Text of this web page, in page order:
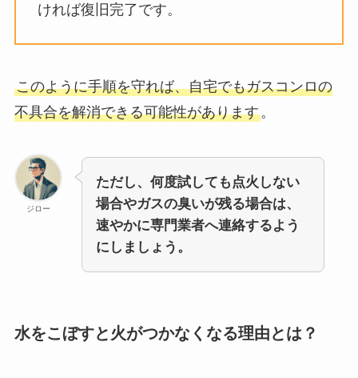
ければ復旧完了です。
このように手順を守れば、自宅でもガスコンロの
不具合を解消できる可能性があります。
ジロー
ただし、何度試しても点火しない
場合やガスの臭いが残る場合は、
速やかに専門業者へ連絡するよう
にしましょう。
水をこぼすと火がつかなくなる理由とは？